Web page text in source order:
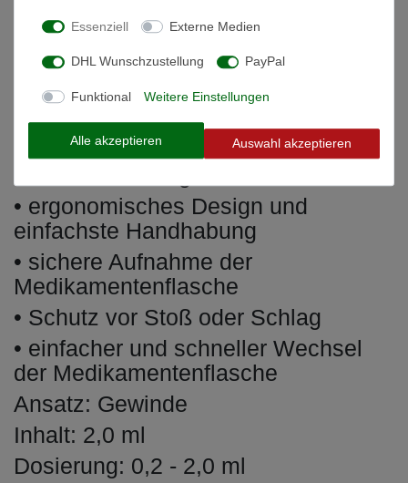
• Premium Kunststoffspritze mit
hochfestem Kunststoff-Zylinder
• verschleißfreier Metall-
Kanülenansatz
• präzise und stufenlose
• ergonomisches Design und
einfachste Handhabung
• sichere Aufnahme der
Medikamentenflasche
• Schutz vor Stoß oder Schlag
• einfacher und schneller Wechsel
der Medikamentenflasche
Ansatz: Gewinde
Inhalt: 2,0 ml
Dosierung: 0,2 - 2,0 ml
Essenziell Externe Medien
DHL Wunschzustellung PayPal
Funktional Weitere Einstellungen
Alle akzeptieren Auswahl akzeptieren